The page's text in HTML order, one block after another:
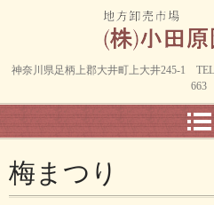
神奈川県足柄上郡大井町上大井245-1
663
梅まつり